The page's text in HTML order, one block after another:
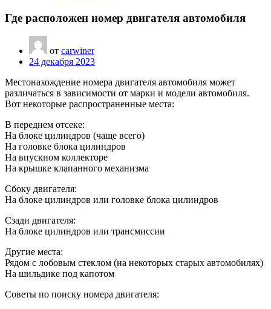
Где расположен номер двигателя автомобиля
от carwiner
24 декабря 2023
Местонахождение номера двигателя автомобиля может
различаться в зависимости от марки и модели автомобиля.
Вот некоторые распространенные места:
В переднем отсеке:
На блоке цилиндров (чаще всего)
На головке блока цилиндров
На впускном коллекторе
На крышке клапанного механизма
Сбоку двигателя:
На блоке цилиндров или головке блока цилиндров
Сзади двигателя:
На блоке цилиндров или трансмиссии
Другие места:
Рядом с лобовым стеклом (на некоторых старых автомобилях)
На шильдике под капотом
Советы по поиску номера двигателя: